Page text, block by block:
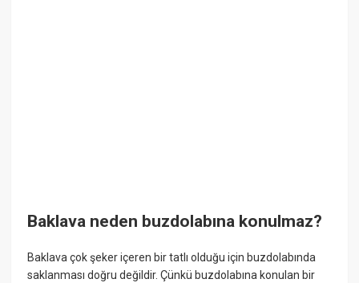
Baklava neden buzdolabına konulmaz?
Baklava çok şeker içeren bir tatlı olduğu için buzdolabında
saklanması doğru değildir. Çünkü buzdolabına konulan bir